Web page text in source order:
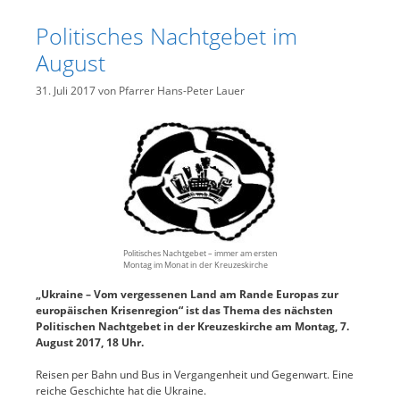
Politisches Nachtgebet im
August
31. Juli 2017von Pfarrer Hans-Peter Lauer
Politisches Nachtgebet – immer am ersten
Montag im Monat in der Kreuzeskirche
„Ukraine – Vom vergessenen Land am Rande Europas zur
europäischen Krisenregion“ ist das Thema des nächsten
Politischen Nachtgebet in der Kreuzeskirche am Montag, 7.
August 2017, 18 Uhr.
Reisen per Bahn und Bus in Vergangenheit und Gegenwart. Eine
reiche Geschichte hat die Ukraine.